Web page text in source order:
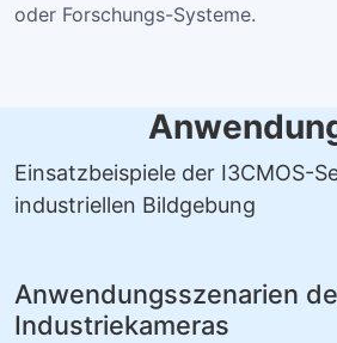
oder Forschungs-Systeme.
Einsatzbeispiele der I3CMOS-
industriellen Bildgebung
Anwendungsszenarien
Industriekameras